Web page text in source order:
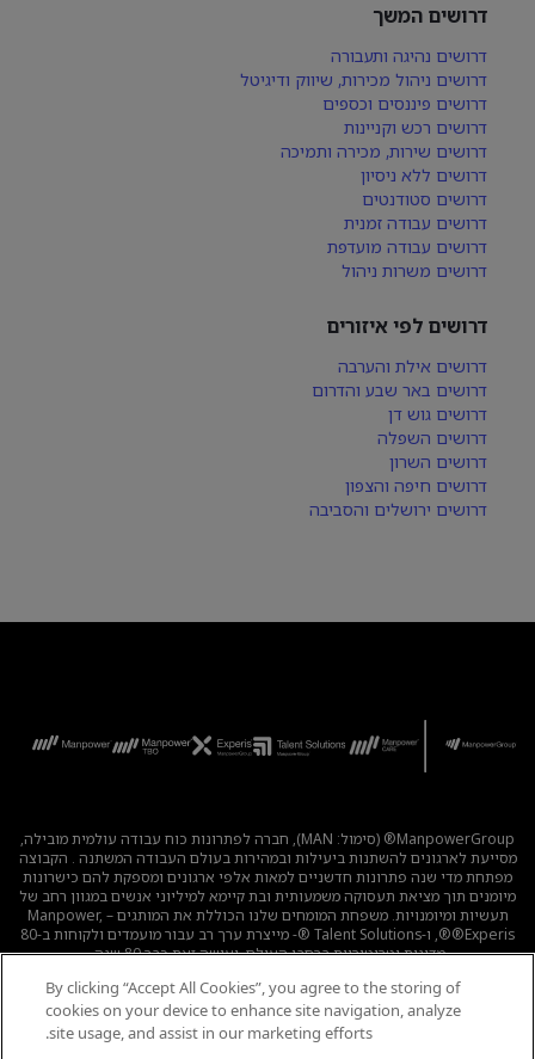
דרושים המשך
דרושים נהיגה ותעבורה
דרושים ניהול מכירות, שיווק ודיגיטל
דרושים פיננסים וכספים
דרושים רכש וקניינות
דרושים שירות, מכירה ותמיכה
דרושים ללא ניסיון
דרושים סטודנטים
דרושים עבודה זמנית
דרושים עבודה מועדפת
דרושים משרות ניהול
דרושים לפי איזורים
דרושים אילת והערבה
דרושים באר שבע והדרום
דרושים גוש דן
דרושים השפלה
דרושים השרון
דרושים חיפה והצפון
דרושים ירושלים והסביבה
ManpowerGroup® (סימול: MAN), חברה לפתרונות כוח עבודה עולמית מובילה,
מסייעת לארגונים להשתנות ביעילות ובמהירות בעולם העבודה המשתנה . הקבוצה
מפתחת מדי שנה פתרונות חדשניים למאות אלפי ארגונים ומספקת להם כישרונות
מיומנים תוך מציאת תעסוקה משמעותית ובת קיימא למיליוני אנשים במגוון רחב של
תעשיות ומיומנויות. משפחת המומחים שלנו הכוללת את המותגים – Manpower,
®Experis®, ו-Talent Solutions ®- מייצרת ערך רב עבור מועמדים ולקוחות ב-80
מדינות וטריטוריות ברחבי העולם, ועושה זאת כבר 80 שנה.
לכל המשרות | מדיניות הפרטיות | תנאי השימוש | נגישות
קוד אתי
|
By clicking “Accept All Cookies”, you agree to the storing of
cookies on your device to enhance site navigation, analyze
site usage, and assist in our marketing efforts.